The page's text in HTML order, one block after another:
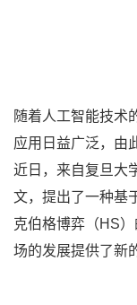
随着人工智能技术
应用日益广泛，由
近日，来自复旦大
文，提出了一种基
克伯格博弈（HS
场的发展提供了新